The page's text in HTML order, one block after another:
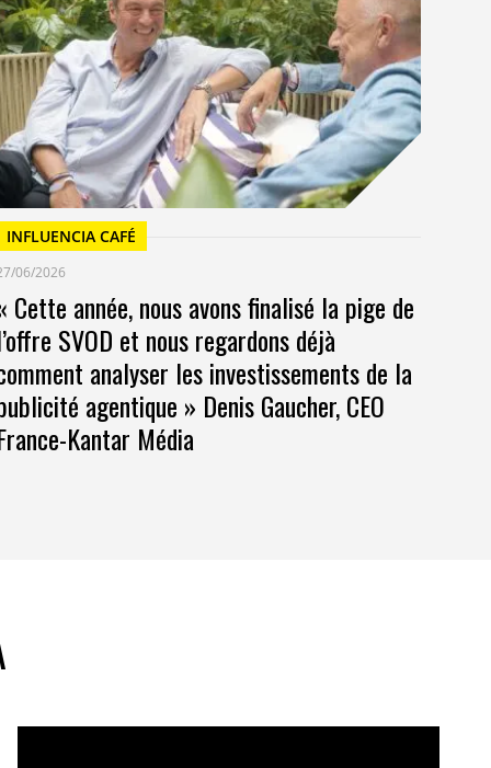
INFLUENCIA CAFÉ
06/2026
Cette année, nous avons finalisé la pige de
SVOD et nous regardons déjà
analyser les investissements de la
agentique » Denis Gaucher, CEO
Kantar Média